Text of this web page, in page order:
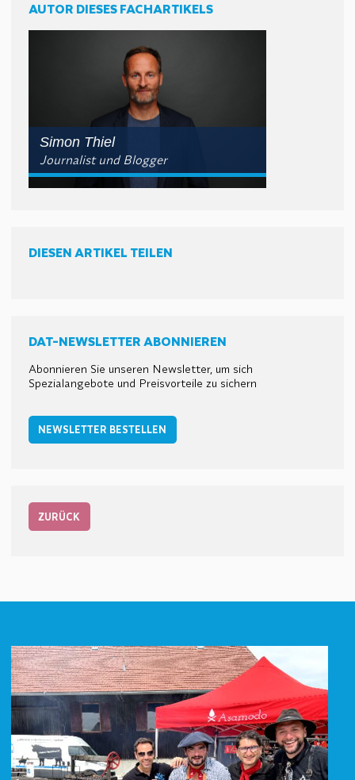
AUTOR DIESES FACHARTIKELS
Simon Thiel
Journalist und Blogger
DIESEN ARTIKEL TEILEN
DAT-NEWSLETTER ABONNIEREN
Abonnieren Sie unseren Newsletter, um sich
Spezialangebote und Preisvorteile zu sichern
NEWSLETTER BESTELLEN
ZURÜCK